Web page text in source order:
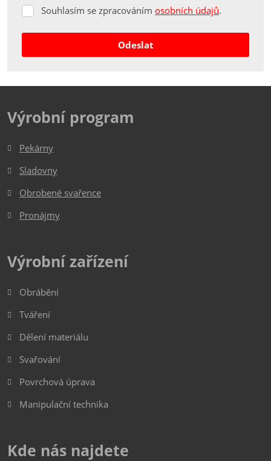
Souhlasím
zpracováním
Souhlasím se zpracováním osobních údajů.
Odeslat
se
odeslat.
Výrobní program
Pekárny
Sladovny
Obrobené svařence
Pronájmy
Výrobní zařízení
Obrábění
Tváření
Dělení materiálu
Svařování
Povrchová úprava
Manipulační technika
Kde nás najdete